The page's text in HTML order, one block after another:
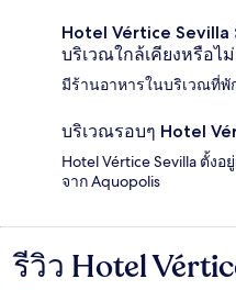
Hotel Vértice
บริเวณใกล้เคียงหรือไม่
มีร้านอาหารในบริเวณที่พัก
บริเวณรอบๆ Hotel
Hotel Vértice Sevilla ตั้งอ
จาก Aquopolis
รีวิว
รีวิว Hotel